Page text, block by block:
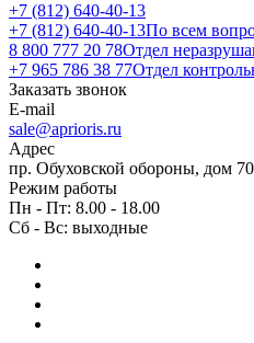
+7 (812) 640-40-13
+7 (812) 640-40-13По всем
8 800 777 20 78Отдел
+7 965 786 38 77Отдел
Заказать звонок
E-mail
sale@aprioris.ru
Адрес
пр. Обуховской обороны, дом
Режим работы
Пн - Пт: 8.00 - 18.00
Сб - Вс: выходные